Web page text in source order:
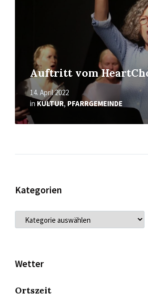
Auftritt vom
14. April 2022
in KULTUR, PFARRGEMEINDE
Kategorien
KATEGORIEN
Wetter
Ortszeit